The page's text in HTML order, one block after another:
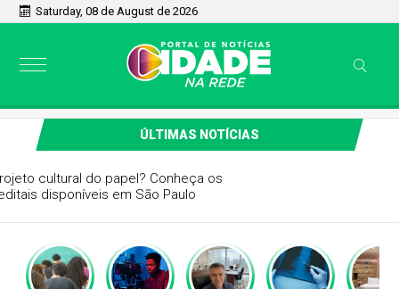
Saturday, 08 de August de 2026
ÚLTIMAS NOTÍCIAS
Quer tirar um projeto cultural do papel? Conheça os
principais editais disponíveis em São Paulo